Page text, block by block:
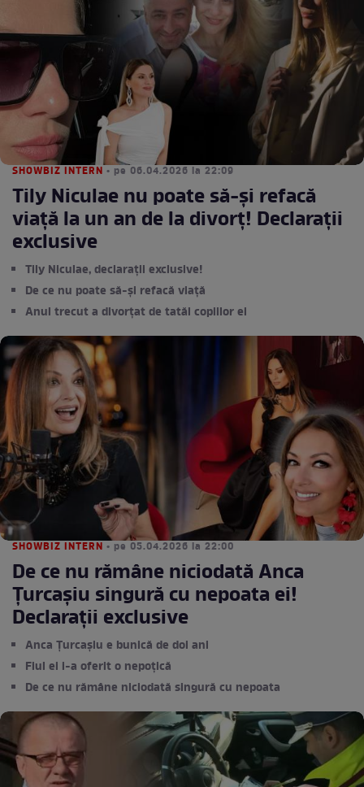
SHOWBIZ INTERN • pe 06.04.2026 la 22:09
Tily Niculae nu poate să-și refacă
viață la un an de la divorț! Declarații
exclusive
Tily Niculae, declarații exclusive!
De ce nu poate să-și refacă viață
Anul trecut a divorțat de tatăl copiilor ei
SHOWBIZ INTERN • pe 05.04.2026 la 22:00
De ce nu rămâne niciodată Anca
Țurcașiu singură cu nepoata ei!
Declaraţii exclusive
Anca Țurcașiu e bunică de doi ani
Fiul ei i-a oferit o nepoțică
De ce nu rămâne niciodată singură cu nepoata